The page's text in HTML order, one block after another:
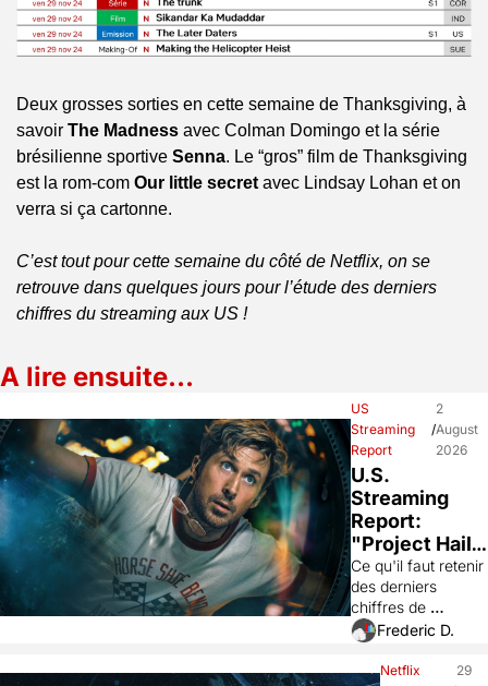
Deux grosses sorties en cette semaine de Thanksgiving, à
savoir The Madness avec Colman Domingo et la série
brésilienne sportive Senna. Le “gros” film de Thanksgiving
est la rom-com Our little secret avec Lindsay Lohan et on
verra si ça cartonne.
C’est tout pour cette semaine du côté de Netflix, on se
retrouve dans quelques jours pour l’étude des derniers
chiffres du streaming aux US !
A lire ensuite…
US
Streaming
Report
/
2
August
2026
U.S.
Streaming
Report:
"Project Hail
Mary"
(Prime),
"Elle"
(Prime),
(Netflix),
Ce qu'il faut retenir
des derniers
chiffres de
visionnages aux
Etats-Unis des
instituts Nielsen et
Frederic D.
Netflix
29